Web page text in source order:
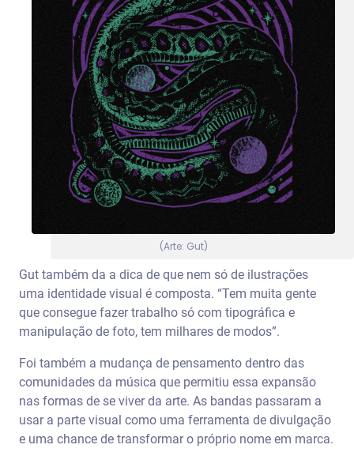
(Arte: Gut)
Gut também da a dica de que nem só de ilustrações
uma identidade visual é composta. “Tem muita gente
que consegue fazer trabalho só com tipográfica e
manipulação de foto, tem milhares de modos”.
Foi também a mudança de pensamento dentro das
comunidades da música que permitiu essa expansão
nas formas de se viver da arte. As bandas passaram a
usar a parte visual como uma ferramenta de divulgação
e uma chance de transformar o próprio nome em marca.